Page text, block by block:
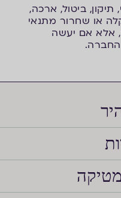
תיקון, ביטול, ארכה,
או שחרור מתנאי
אלא אם יעשה
החברה.